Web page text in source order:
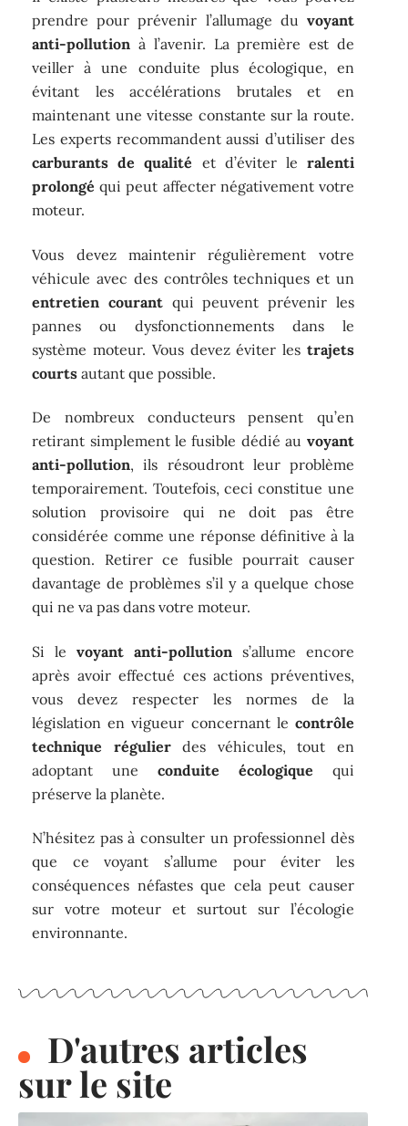
prendre pour prévenir l’allumage du voyant
anti-pollution à l’avenir. La première est de
veiller à une conduite plus écologique, en
évitant les accélérations brutales et en
maintenant une vitesse constante sur la route.
Les experts recommandent aussi d’utiliser des
carburants de qualité et d’éviter le ralenti
prolongé qui peut affecter négativement votre
moteur.
Vous devez maintenir régulièrement votre
véhicule avec des contrôles techniques et un
entretien courant qui peuvent prévenir les
pannes ou dysfonctionnements dans le
système moteur. Vous devez éviter les trajets
courts autant que possible.
De nombreux conducteurs pensent qu’en
retirant simplement le fusible dédié au voyant
anti-pollution, ils résoudront leur problème
temporairement. Toutefois, ceci constitue une
solution provisoire qui ne doit pas être
considérée comme une réponse définitive à la
question. Retirer ce fusible pourrait causer
davantage de problèmes s’il y a quelque chose
qui ne va pas dans votre moteur.
Si levoyant anti-pollutions’allume encore
après avoir effectué ces actions préventives,
vous devez respecter les normes de la
législation en vigueur concernant le contrôle
technique régulierdes véhicules, tout en
adoptant une conduite écologique qui
préserve la planète.
N’hésitez pas à consulter un professionnel dès
que ce voyant s’allume pour éviter les
conséquences néfastes que cela peut causer
sur votre moteur et surtout sur l’écologie
environnante.
D'autres articles
sur le site